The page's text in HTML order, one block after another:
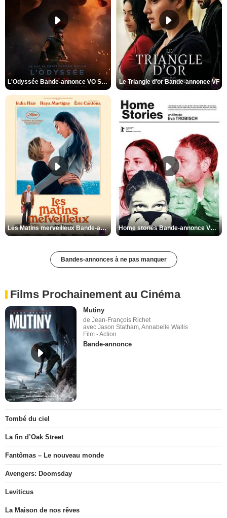
L'Odyssée Bande-annonce VO STFR Le Triangle d'or Bande-annonce VF
Les Matins merveilleux Bande-annonce VF Home stories Bande-annonce VO STFR
Bandes-annonces à ne pas manquer
Films Prochainement au Cinéma
Mutiny
de Jean-François Richet
avec Jason Statham, Annabelle Wallis
Film - Action
Bande-annonce
Tombé du ciel
La fin d’Oak Street
Fantômas – Le nouveau monde
Avengers: Doomsday
Leviticus
La Maison de nos rêves